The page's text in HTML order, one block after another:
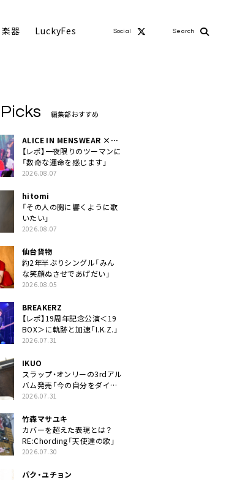
楽器 LuckyFes Social Search
編集部おすすめ
ALICE IN MENSWEAR ×
MASCHERA
【レポ】一夜限りのツーマンに
「数奇な運命を感じます」
2026.08.07
hitomi
「その人の胸に響くように歌
いたい」
2026.08.07
仙台貨物
約2年半ぶりシングル「みん
な笑顔ぬさせであげだい」
2026.08.05
BREAKERZ
【レポ】19周年記念公演＜19
BOX＞に軌跡と加速「I.K.Z.」
2026.07.31
IKUO
スラップ・オンリーの3rdアル
バム発売「今の自分をダイレ
クトに」
2026.07.31
竹森マサユキ
カバーを超えた表現とは？
RE:Chording「天使達の歌」
2026.07.30
パク・ユチョン